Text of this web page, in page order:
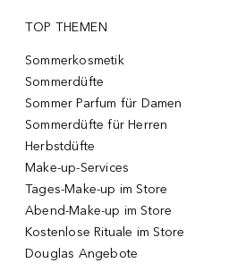
TOP THEMEN
Sommerkosmetik
Sommerdüfte
Sommer Parfum für Damen
Sommerdüfte für Herren
Herbstdüfte
Make-up-Services
Tages-Make-up im Store
Abend-Make-up im Store
Kostenlose Rituale im Store
Douglas Angebote